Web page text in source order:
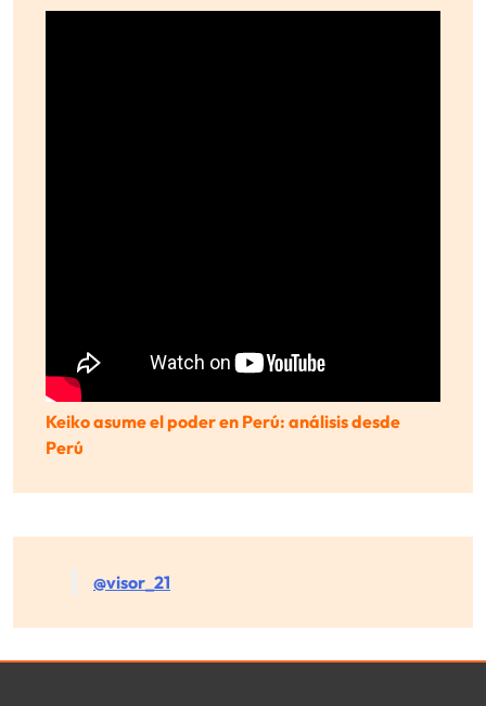
Keiko asume el poder en Perú: análisis desde
Perú
@visor_21